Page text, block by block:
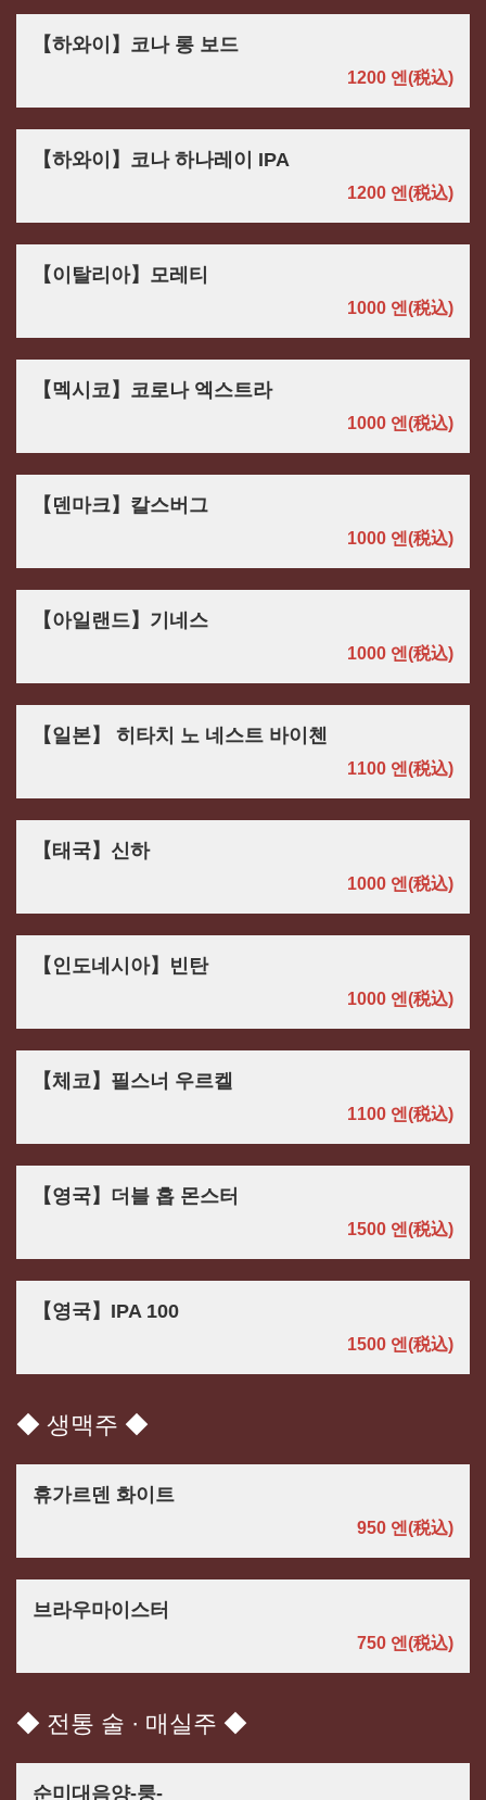
【하와이】코나 롱 보드
1200 엔 (税込)
【하와이】코나 하나레이 IPA
1200 엔 (税込)
【이탈리아】모레티
1000 엔 (税込)
【멕시코】코로나 엑스트라
1000 엔 (税込)
【덴마크】칼스버그
1000 엔 (税込)
【아일랜드】기네스
1000 엔 (税込)
【일본】 히타치 노 네스트 바이첸
1100 엔 (税込)
【태국】신하
1000 엔 (税込)
【인도네시아】빈탄
1000 엔 (税込)
【체코】필스너 우르켈
1100 엔 (税込)
【영국】더블 홉 몬스터
1500 엔 (税込)
【영국】IPA 100
1500 엔 (税込)
◆ 생맥주 ◆
휴가르덴 화이트
950 엔 (税込)
브라우마이스터
750 엔 (税込)
◆ 전통 술 · 매실주 ◆
순미대음양-룽-